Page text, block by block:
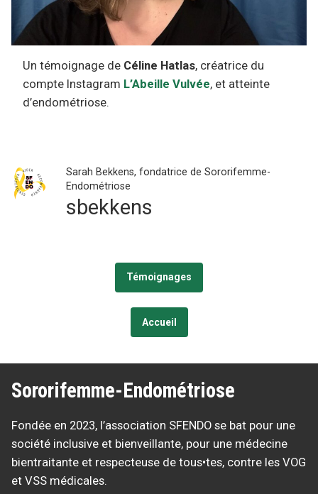
Un témoignage de Céline Hatlas, créatrice du
compte Instagram L’Abeille Vulvée, et atteinte
d’endométriose.
Sarah Bekkens, fondatrice de Sororifemme-
Endométriose
sbekkens
Témoignages
Accueil
Sororifemme-Endométriose
Fondée en 2023, l’association SFENDO se bat pour une
société inclusive et bienveillante, pour une médecine
bientraitante et respecteuse de tous•tes, contre les VOG
et VSS médicales.